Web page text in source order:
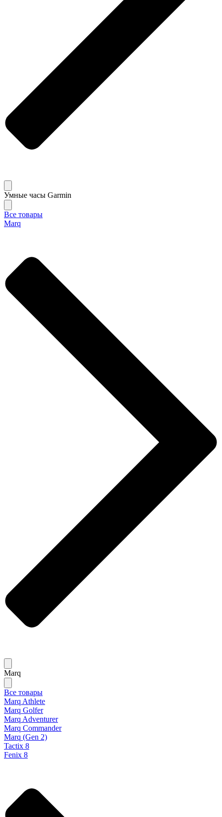
Умные часы Garmin
Все товары
Marq
Marq
Все товары
Marq Athlete
Marq Golfer
Marq Adventurer
Marq Commander
Marq (Gen 2)
Tactix 8
Fenix 8